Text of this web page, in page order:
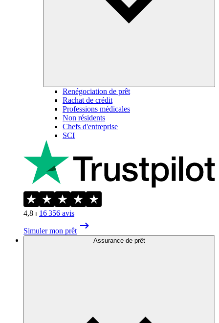
Renégociation de prêt
Rachat de crédit
Professions médicales
Non résidents
Chefs d'entreprise
SCI
4,8 ⏐ 16 356 avis
Simuler mon prêt
Assurance de prêt